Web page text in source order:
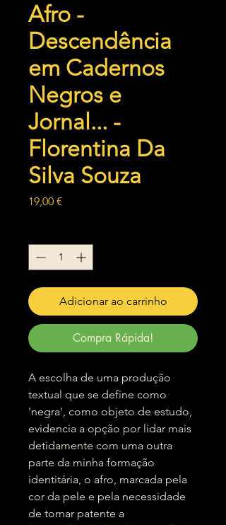
Afro -
Descendência
em Cadernos
Negros e
Jornal... -
Florentina Da
Silva Souza
19,00 €
Adicionar ao carrinho
Compra Rápida!
A escolha de uma produção
textual que se define como
'negra', como objeto de estudo,
evidencia a opção por lidar mais
detidamente com uma outra
parte da minha formação
identitária, o afro, marcada pela
cor da pele e pela necessidade
de tornar patente a